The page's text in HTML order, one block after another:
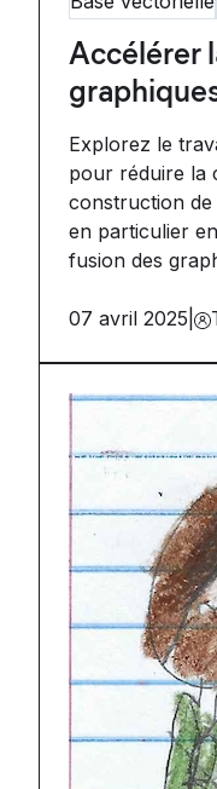
Accélérer
Explorez le
pour réduire la
construction de
en particulier
fusion des
07 avril 2025